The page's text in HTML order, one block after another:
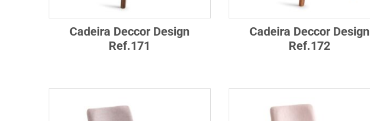
Cadeira Deccor Design
Ref.171
Cadeira Deccor Design
Ref.172